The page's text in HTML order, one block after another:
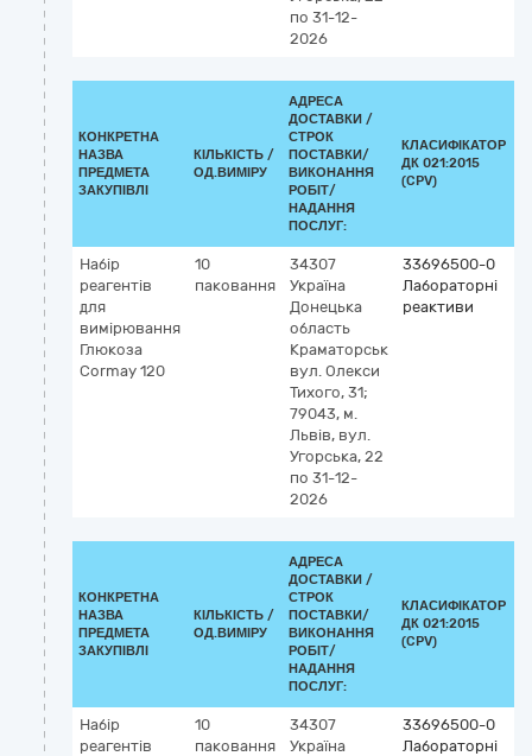
по 31-12-
2026
КОНКРЕТНА
НАЗВА
ПРЕДМЕТА
ЗАКУПІВЛІ
КІЛЬКІСТЬ /
ОД.ВИМІРУ
АДРЕСА
ДОСТАВКИ /
СТРОК
ПОСТАВКИ/
ВИКОНАННЯ
РОБІТ/
НАДАННЯ
ПОСЛУГ:
КЛАСИФІКАТОР
ДК 021:2015
(CPV)
Набір
реагентів
для
вимірювання
Глюкоза
Cormay 120
10
паковання
34307
Україна
Донецька
область
Краматорськ
вул. Олекси
Тихого, 31;
79043, м.
Львів, вул.
Угорська, 22
по 31-12-
2026
33696500-0
Лабораторні
реактиви
КОНКРЕТНА
НАЗВА
ПРЕДМЕТА
ЗАКУПІВЛІ
КІЛЬКІСТЬ /
ОД.ВИМІРУ
АДРЕСА
ДОСТАВКИ /
СТРОК
ПОСТАВКИ/
ВИКОНАННЯ
РОБІТ/
НАДАННЯ
ПОСЛУГ:
КЛАСИФІКАТОР
ДК 021:2015
(CPV)
Набір
реагентів
10
паковання
34307
Україна
33696500-0
Лабораторні